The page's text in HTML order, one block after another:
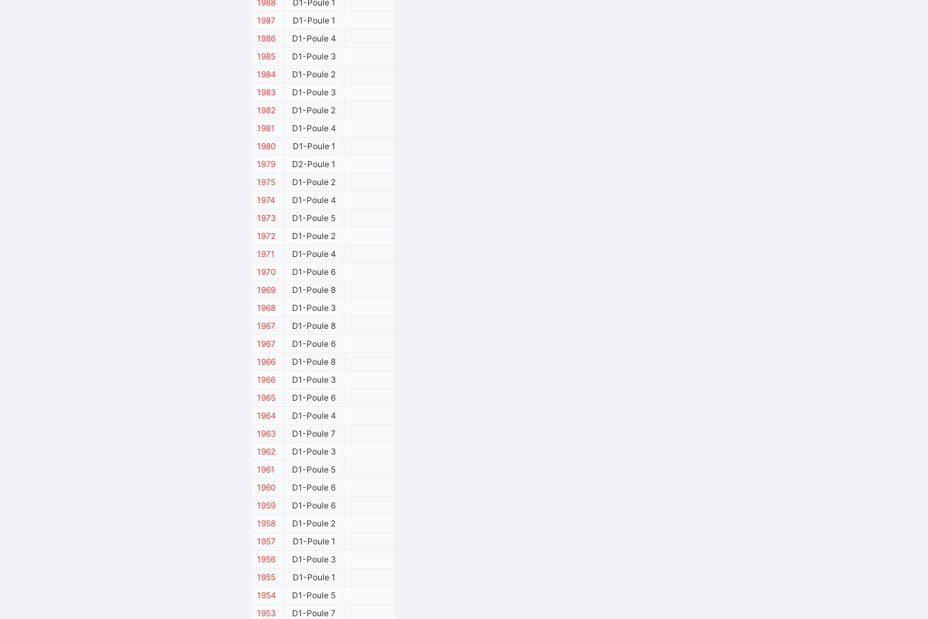
1988
D1-Poule 1
1987
D1-Poule 1
1986
D1-Poule 4
1985
D1-Poule 3
1984
D1-Poule 2
1983
D1-Poule 3
1982
D1-Poule 2
1981
D1-Poule 4
1980
D1-Poule 1
1979
D2-Poule 1
1975
D1-Poule 2
1974
D1-Poule 4
1973
D1-Poule 5
1972
D1-Poule 2
1971
D1-Poule 4
1970
D1-Poule 6
1969
D1-Poule 8
1968
D1-Poule 3
1967
D1-Poule 8
1967
D1-Poule 6
1966
D1-Poule 8
1966
D1-Poule 3
1965
D1-Poule 6
1964
D1-Poule 4
1963
D1-Poule 7
1962
D1-Poule 3
1961
D1-Poule 5
1960
D1-Poule 6
1959
D1-Poule 6
1958
D1-Poule 2
1957
D1-Poule 1
1956
D1-Poule 3
1955
D1-Poule 1
1954
D1-Poule 5
1953
D1-Poule 7